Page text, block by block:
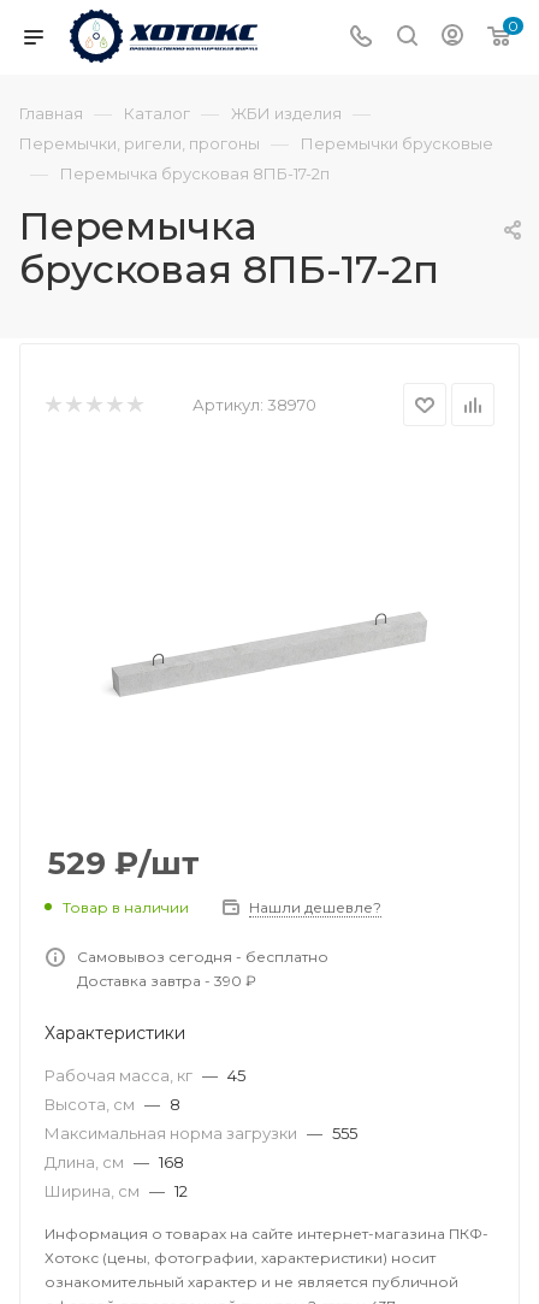
0
Главная — Каталог — ЖБИ изделия —
Перемычки, ригели, прогоны — Перемычки брусковые
— Перемычка брусковая 8ПБ-17-2п
Перемычка
брусковая 8ПБ-17-2п
Артикул: 38970
529 ₽/шт
Товар в наличии Нашли дешевле?
Самовывоз сегодня - бесплатно
Доставка завтра - 390 ₽
Характеристики
Рабочая масса, кг — 45
Высота, см — 8
Максимальная норма загрузки — 555
Длина, см — 168
Ширина, см — 12
Информация о товарах на сайте интернет-магазина ПКФ-
Хотокс (цены, фотографии, характеристики) носит
ознакомительный характер и не является публичной